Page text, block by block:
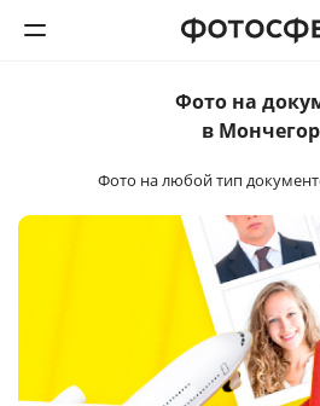
Фотокниги
Фотоподарки
Фото на
в
Фото на любой тип